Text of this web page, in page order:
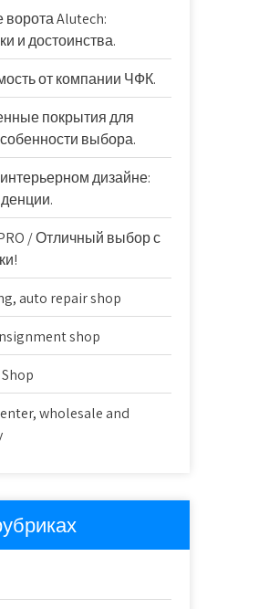
Alutech:
и достоинства.
от компании ЧФК.
покрытия для
выбора.
дизайне:
/ Отличный выбор с
auto repair shop
shop
wholesale and